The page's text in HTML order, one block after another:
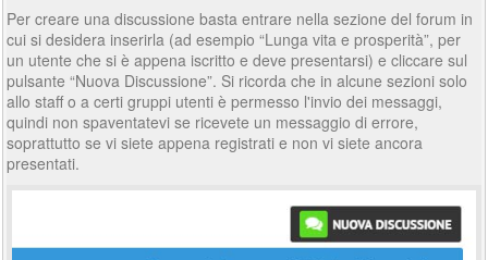
Per creare una discussione basta entrare nella sezione del forum in
cui si desidera inserirla (ad esempio “Lunga vita e prosperità”, per
un utente che si è appena iscritto e deve presentarsi) e cliccare sul
pulsante “Nuova Discussione”. Si ricorda che in alcune sezioni solo
allo staff o a certi gruppi utenti è permesso l'invio dei messaggi,
quindi non spaventatevi se ricevete un messaggio di errore,
soprattutto se vi siete appena registrati e non vi siete ancora
presentati.